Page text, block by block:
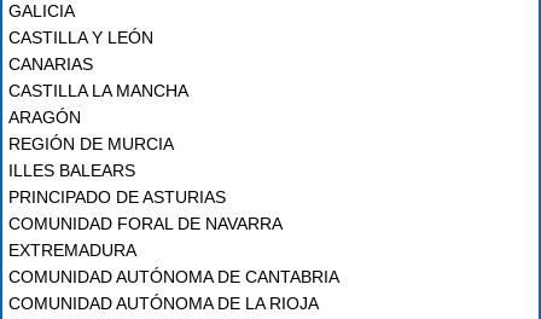
GALICIA
CASTILLA Y LEÓN
CANARIAS
CASTILLA LA MANCHA
ARAGÓN
REGIÓN DE MURCIA
ILLES BALEARS
PRINCIPADO DE ASTURIAS
COMUNIDAD FORAL DE NAVARRA
EXTREMADURA
COMUNIDAD AUTÓNOMA DE CANTABRIA
COMUNIDAD AUTÓNOMA DE LA RIOJA